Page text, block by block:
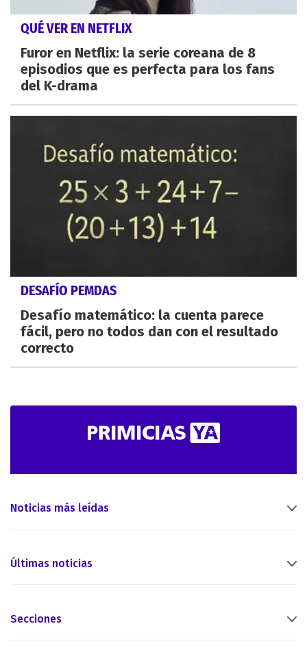
QUÉ VER EN NETFLIX
Furor en Netflix: la serie coreana de 8
episodios que es perfecta para los fans
del K-drama
DESAFÍO PEMDAS
Desafío matemático: la cuenta parece
fácil, pero no todos dan con el resultado
correcto
Noticias más leídas
Últimas noticias
Secciones